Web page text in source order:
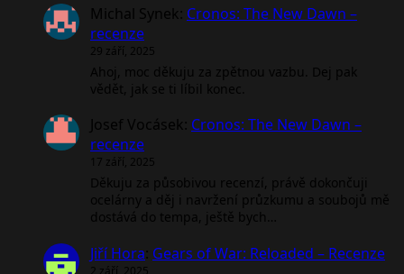
Michal Synek: Cronos: The New Dawn –
recenze
29 září, 2025
Ahoj, moc děkuju za zpětnou vazbu. Dej pak
vědět, jak se ti líbil konec.
Josef Vocásek: Cronos: The New Dawn –
recenze
17 září, 2025
Děkuju za působivou recenzí, právě dokončuji
ocelárny a děj i navržení průzkumu a soubojů mě
dostává do tempa, ještě bych…
Jiří Hora: Gears of War: Reloaded – Recenze
2 září, 2025